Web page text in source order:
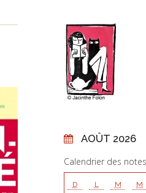
AOÛT 2026
Calendrier des
D L M M